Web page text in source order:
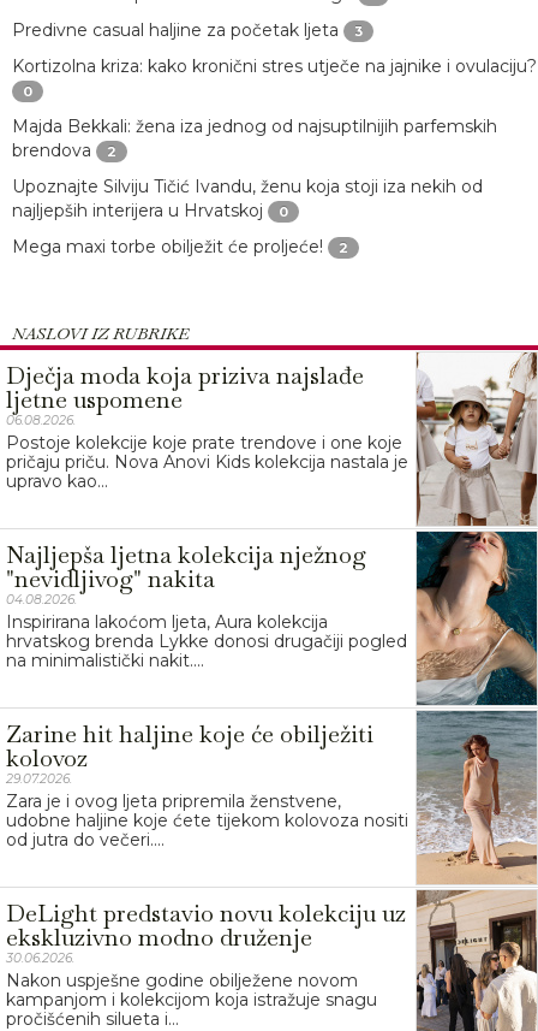
Predivne casual haljine za početak ljeta 3
Kortizolna kriza: kako kronični stres utječe na jajnike i ovulaciju?
0
Majda Bekkali: žena iza jednog od najsuptilnijih parfemskih
brendova
2
Upoznajte Silviju Tičić Ivandu, ženu koja stoji iza nekih od
najljepših interijera u Hrvatskoj
0
Mega maxi torbe obilježit će proljeće! 2
NASLOVI IZ RUBRIKE
Dječja moda koja priziva najslađe
ljetne uspomene
06.08.2026.
Postoje kolekcije koje prate trendove i one koje
pričaju priču. Nova Anovi Kids kolekcija nastala je
upravo kao...
Najljepša ljetna kolekcija nježnog
"nevidljivog" nakita
04.08.2026.
Inspirirana lakoćom ljeta, Aura kolekcija
hrvatskog brenda Lykke donosi drugačiji pogled
na minimalistički nakit....
Zarine hit haljine koje će obilježiti
kolovoz
29.07.2026.
Zara je i ovog ljeta pripremila ženstvene,
udobne haljine koje ćete tijekom kolovoza nositi
od jutra do večeri....
DeLight predstavio novu kolekciju uz
ekskluzivno modno druženje
30.06.2026.
Nakon uspješne godine obilježene novom
kampanjom i kolekcijom koja istražuje snagu
pročišćenih silueta i...